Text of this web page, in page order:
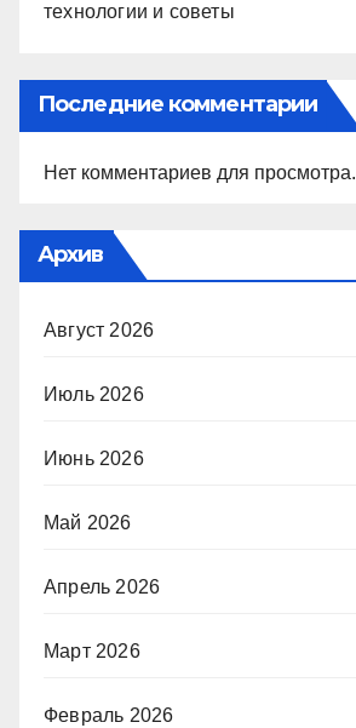
технологии и советы
Последние комментарии
Нет комментариев для просмотра.
Архив
Август 2026
Июль 2026
Июнь 2026
Май 2026
Апрель 2026
Март 2026
Февраль 2026